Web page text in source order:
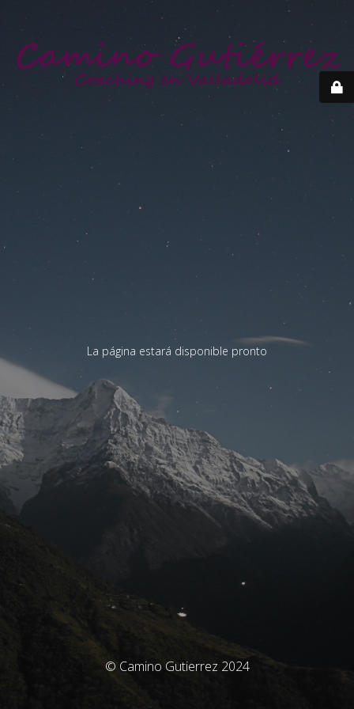
La página estará disponible pronto
© Camino Gutierrez 2024